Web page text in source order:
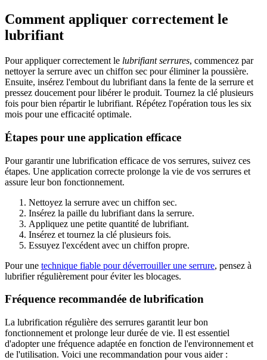
Comment appliquer correctement le
lubrifiant
Pour appliquer correctement le lubrifiant serrures, commencez par
nettoyer la serrure avec un chiffon sec pour éliminer la poussière.
Ensuite, insérez l'embout du lubrifiant dans la fente de la serrure et
pressez doucement pour libérer le produit. Tournez la clé plusieurs
fois pour bien répartir le lubrifiant. Répétez l'opération tous les six
mois pour une efficacité optimale.
Étapes pour une application efficace
Pour garantir une lubrification efficace de vos serrures, suivez ces
étapes. Une application correcte prolonge la vie de vos serrures et
assure leur bon fonctionnement.
Nettoyez la serrure avec un chiffon sec.
Insérez la paille du lubrifiant dans la serrure.
Appliquez une petite quantité de lubrifiant.
Insérez et tournez la clé plusieurs fois.
Essuyez l'excédent avec un chiffon propre.
Pour une technique fiable pour déverrouiller une serrure, pensez à
lubrifier régulièrement pour éviter les blocages.
Fréquence recommandée de lubrification
La lubrification régulière des serrures garantit leur bon
fonctionnement et prolonge leur durée de vie. Il est essentiel
d'adopter une fréquence adaptée en fonction de l'environnement et
de l'utilisation. Voici une recommandation pour vous aider :